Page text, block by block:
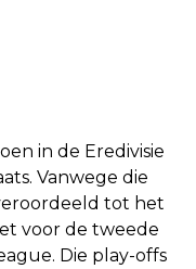
in de Eredivisie
Vanwege die
tot het
voor de tweede
Die play-offs